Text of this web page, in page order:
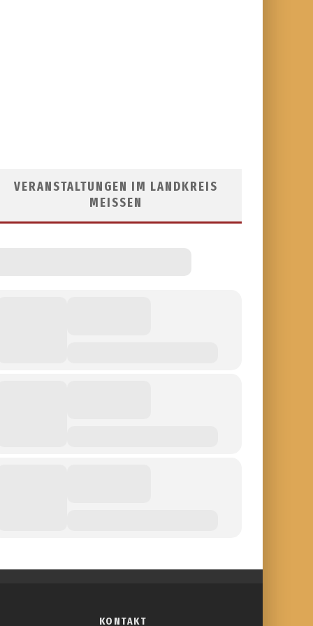
VERANSTALTUNGEN IM LANDKREIS
MEISSEN
KONTAKT